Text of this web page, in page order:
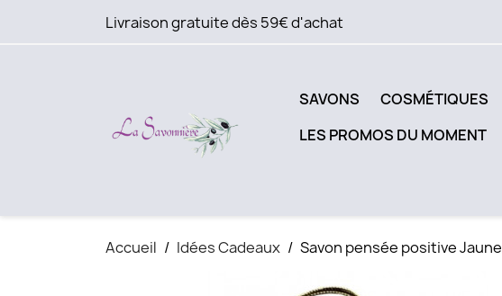
Livraison gratuite dès 59€ d'achat
SAVONS COSMÉTIQUES
LES PROMOS DU MOMENT
Accueil Idées Cadeaux Savon pensée positive Jaune